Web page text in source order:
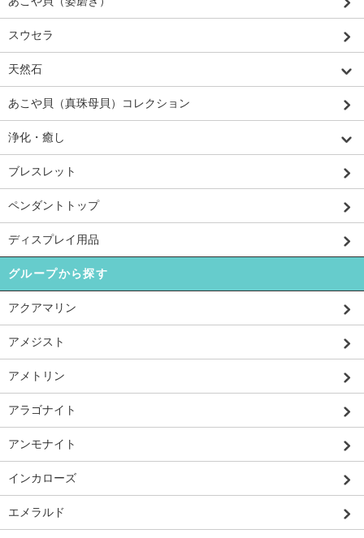
スウセラ
天然石
あこや貝（真珠母貝）コレクション
浄化・癒し
ブレスレット
ペンダントトップ
ディスプレイ用品
グループから探す
アクアマリン
アメジスト
アメトリン
アラゴナイト
アンモナイト
インカローズ
エメラルド